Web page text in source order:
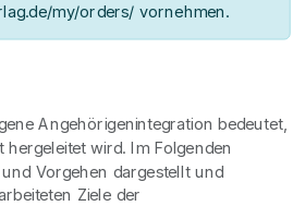
my/orders/ vornehmen.
Angehörigenintegration bedeutet,
hergeleitet wird. Im Folgenden
Vorgehen dargestellt und
Ziele der